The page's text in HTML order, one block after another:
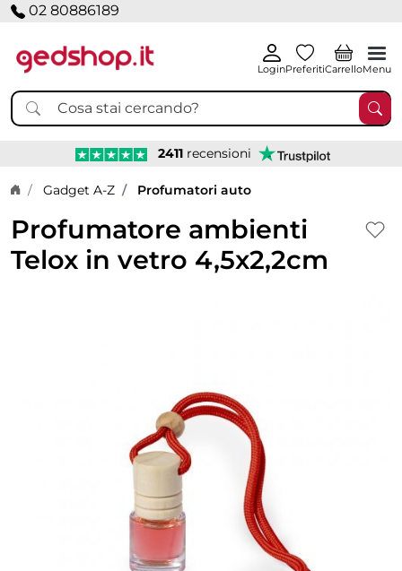
02 80886189
LoginPreferitiCarrelloMenu
2411 recensioni
Home page
Gadget A-Z Profumatori auto
Profumatore ambienti
Telox in vetro 4,5x2,2cm